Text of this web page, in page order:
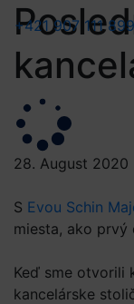
+421 907 111 899
28. August 2020
S Evou Schin
miesta, ako prvý
Keď sme otvorili
kancelárske